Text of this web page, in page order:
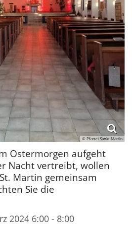
© Pfarrei Sankt Martin
Ostermorgen aufgeht
Nacht vertreibt, wollen
Martin gemeinsam
Sie die
2024 6:00 - 8:00